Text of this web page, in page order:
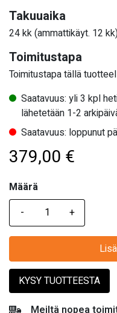
Takuuaika
24 kk (ammattikäyt. 12
Toimitustapa
Toimitustapa tällä
Saatavuus: yli 3 kpl
lähetetään 1-2
Saatavuus: loppunut
379,00 €
Määrä
Määrä
KYSY TUOTTEESTA
Meiltä nopea